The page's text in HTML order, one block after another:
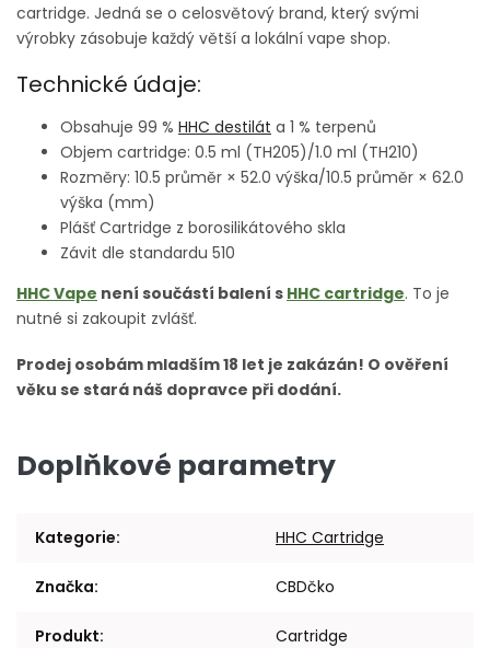
cartridge. Jedná se o celosvětový brand, který svými
výrobky zásobuje každý větší a lokální vape shop.
Technické údaje:
Obsahuje 99 % HHC destilát a 1 % terpenů
Objem cartridge: 0.5 ml (TH205)/1.0 ml (TH210)
Rozměry: 10.5 průměr × 52.0 výška/10.5 průměr × 62.0
výška (mm)
Plášť Cartridge z borosilikátového skla
Závit dle standardu 510
HHC Vape není součástí balení s HHC cartridge. To je
nutné si zakoupit zvlášť.
Prodej osobám mladším 18 let je zakázán! O ověření
věku se stará náš dopravce při dodání.
Doplňkové parametry
Kategorie: HHC Cartridge
Značka: CBDčko
Produkt: Cartridge